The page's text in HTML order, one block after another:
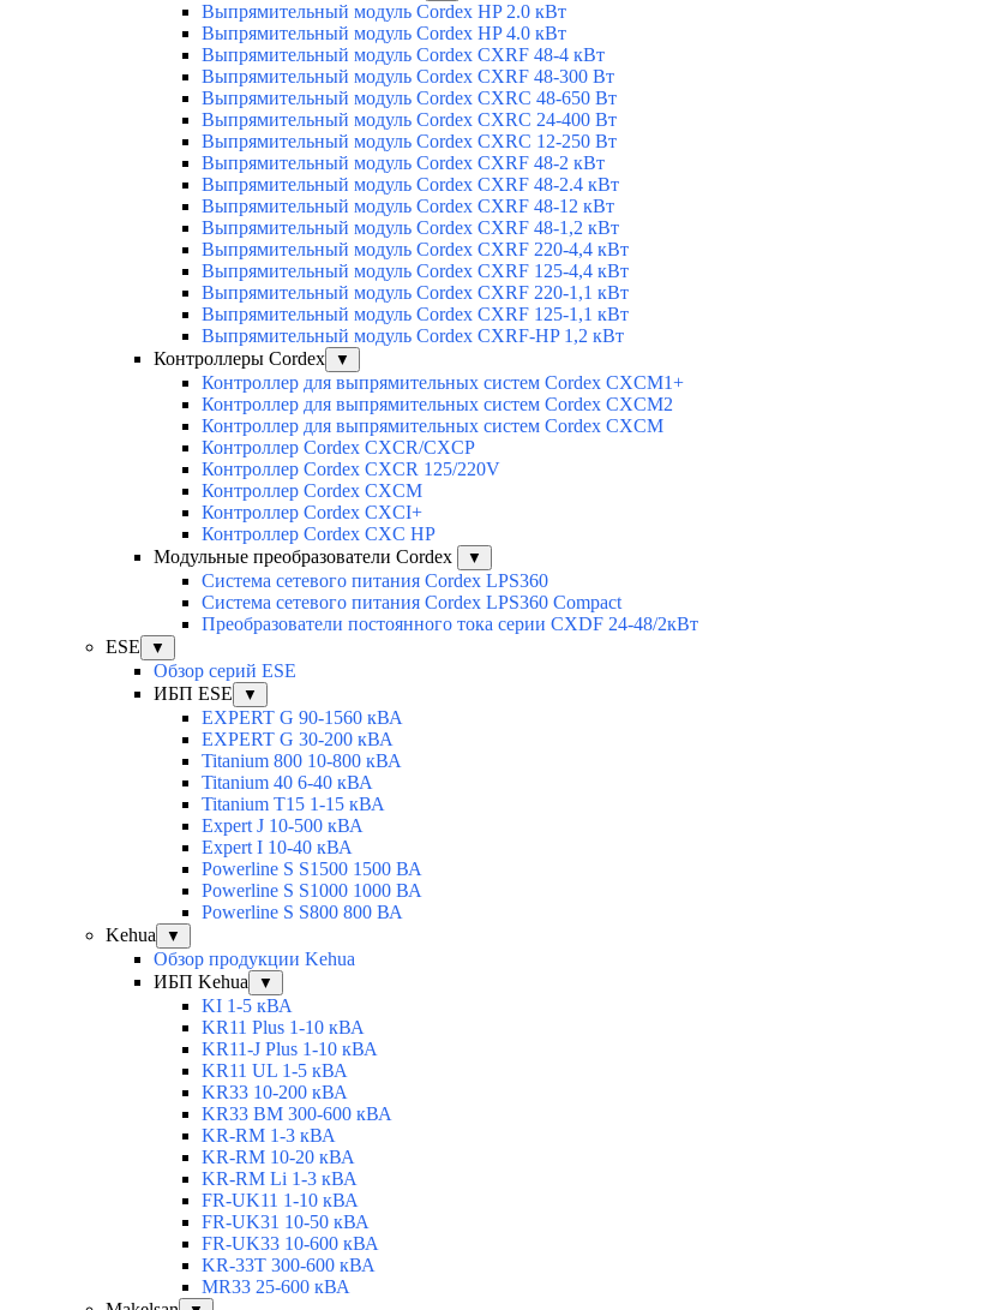
Выпрямительный модуль Cordex HP 2.0 кВт
Выпрямительный модуль Cordex HP 4.0 кВт
Выпрямительный модуль Cordex CXRF 48-4 кВт
Выпрямительный модуль Cordex CXRF 48-300 Вт
Выпрямительный модуль Cordex CXRС 48-650 Вт
Выпрямительный модуль Cordex CXRС 24-400 Вт
Выпрямительный модуль Cordex CXRС 12-250 Вт
Выпрямительный модуль Cordex CXRF 48-2 кВт
Выпрямительный модуль Cordex CXRF 48-2.4 кВт
Выпрямительный модуль Cordex CXRF 48-12 кВт
Выпрямительный модуль Cordex CXRF 48-1,2 кВт
Выпрямительный модуль Cordex CXRF 220-4,4 кВт
Выпрямительный модуль Cordex CXRF 125-4,4 кВт
Выпрямительный модуль Cordex CXRF 220-1,1 кВт
Выпрямительный модуль Cordex CXRF 125-1,1 кВт
Выпрямительный модуль Cordex CXRF-HP 1,2 кВт
Контроллеры Cordex
▼
Контроллер для выпрямительных систем Cordex CXCM1+
Контроллер для выпрямительных систем Cordex CXCM2
Контроллер для выпрямительных систем Cordex CXCM
Контроллер Cordex CXCR/CXCP
Контроллер Cordex CXCR 125/220V
Контроллер Cordex CXCM
Контроллер Cordex CXCI+
Контроллер Cordex CXC HP
Модульные преобразователи Cordex
▼
Система сетевого питания Cordex LPS360
Система сетевого питания Cordex LPS360 Compact
Преобразователи постоянного тока серии CXDF 24-48/2кВт
ESE
▼
Обзор серий ESE
ИБП ESE
▼
EXPERT G 90-1560 кВА
EXPERT G 30-200 кВА
Titanium 800 10-800 кВА
Titanium 40 6-40 кВА
Titanium T15 1-15 кВА
Expert J 10-500 кВА
Expert I 10-40 кВА
Powerline S S1500 1500 ВА
Powerline S S1000 1000 ВА
Powerline S S800 800 ВА
Kehua
▼
Обзор продукции Kehua
ИБП Kehua
▼
KI 1-5 кВА
KR11 Plus 1-10 кВА
KR11-J Plus 1-10 кВА
KR11 UL 1-5 кВА
KR33 10-200 кВА
KR33 BM 300-600 кВА
KR-RM 1-3 кВА
KR-RM 10-20 кВА
KR-RM Li 1-3 кВА
FR-UK11 1-10 кВА
FR-UK31 10-50 кВА
FR-UK33 10-600 кВА
KR-33T 300-600 кВА
MR33 25-600 кВА